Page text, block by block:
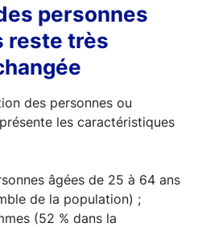
personnes
reste très
des personnes ou
les caractéristiques
âgées de 25 à 64 ans
de la population) ;
(52 % dans la